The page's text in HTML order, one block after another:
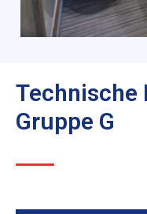
Technische
Gruppe G